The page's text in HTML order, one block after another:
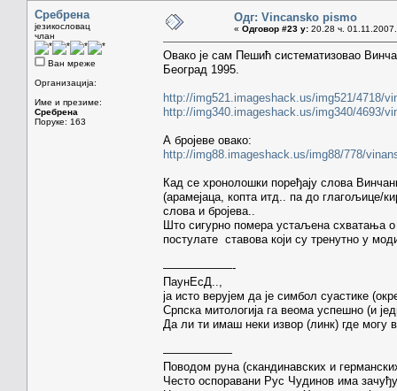
Сребрена
језикословац
члан
Ван мреже
Организација:
Име и презиме:
Сребрена
Поруке: 163
Одг: Vincansko pismo
« Одговор #23 у: 20.28 ч.
Овако је сам Пешић систематизовао
Београд 1995.
http://img521.imageshack.us/img521/4718/
http://img340.imageshack.us/img340/4693/
А бројеве овако:
http://img88.imageshack.us/img88/778/
Кад се хронолошки поређају слова
(арамејаца, копта итд.. па до глагољице/
слова и бројева..
Што сигурно помера устаљена схватања
постулате ставова који су тренутно у
——————-
ПаунЕсД..,
ја исто верујем да је симбол суастике
Српска митологија га веома успешно (и
Да ли ти имаш неки извор (линк) где могу
——————
Поводом руна (скандинавских и
Често оспоравани Рус Чудинов има